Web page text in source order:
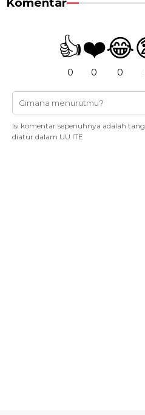
Komentar
👍
0
❤️
0
😂
0
Isi komentar sepenuhnya adalah
diatur dalam UU ITE